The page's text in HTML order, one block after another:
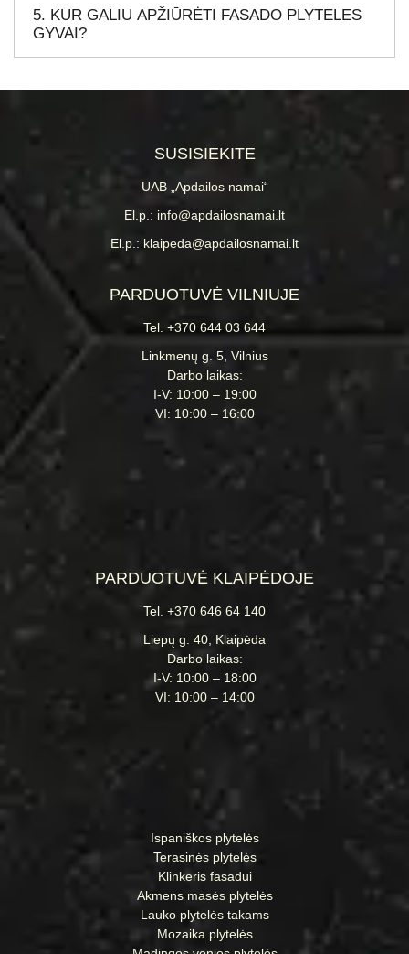
5. KUR GALIU APŽIŪRĖTI FASADO PLYTELES
GYVAI?
SUSISIEKITE
UAB „Apdailos namai“
El.p.: info@apdailosnamai.lt
El.p.: klaipeda@apdailosnamai.lt
PARDUOTUVĖ VILNIUJE
Tel. +370 644 03 644
Linkmenų g. 5, Vilnius
Darbo laikas:
I-V: 10:00 – 19:00
VI: 10:00 – 16:00
PARDUOTUVĖ KLAIPĖDOJE
Tel. +370 646 64 140
Liepų g. 40, Klaipėda
Darbo laikas:
I-V: 10:00 – 18:00
VI: 10:00 – 14:00
Ispaniškos plytelės
Terasinės plytelės
Klinkeris fasadui
Akmens masės plytelės
Lauko plytelės takams
Mozaika plytelės